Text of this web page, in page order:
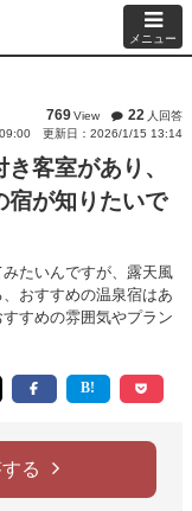
メニュー
769View 22 人回答
更新日：2026/1/15 13:14
客室があり、
宿が知りたいで
たいんですが、露天風
おすすめの温泉宿はあ
すめの雰囲気やプラン
る